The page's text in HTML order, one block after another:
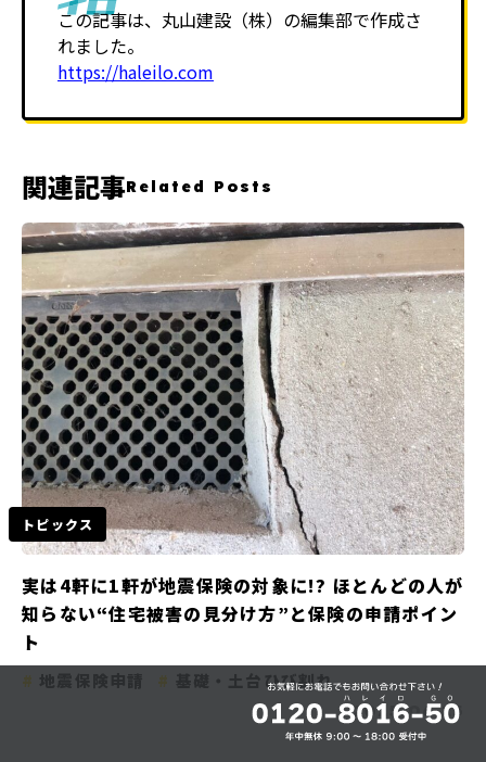
この記事は、丸山建設（株）の編集部で作成さ
れました。
https://haleilo.com
関連記事Related Posts
トピックス
実は4軒に1軒が地震保険の対象に!? ほとんどの人が
知らない“住宅被害の見分け方”と保険の申請ポイン
ト
地震保険申請 基礎・土台ひび割れ
2025.06.25